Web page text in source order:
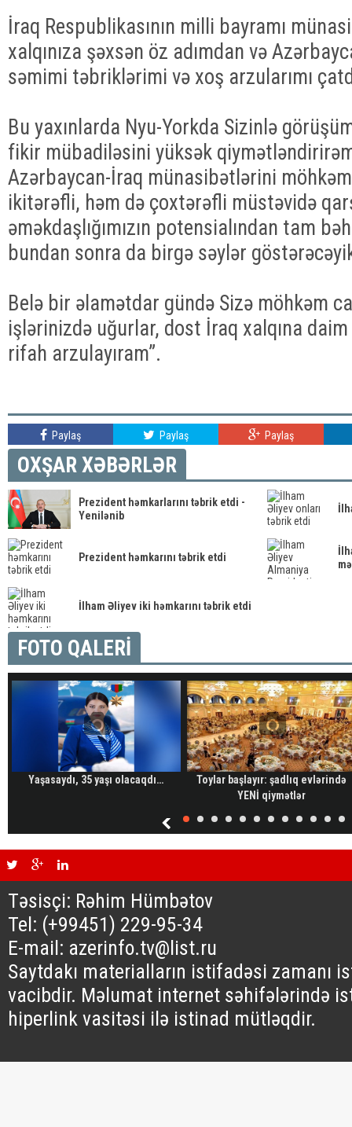
İraq Respublikasının milli bayramı
xalqınıza şəxsən öz adımdan və
səmimi təbriklərimi və xoş arzularımı
Bu yaxınlarda Nyu-Yorkda Sizinlə
fikir mübadiləsini yüksək
Azərbaycan-İraq münasibətlərini
ikitərəfli, həm də çoxtərəfli müstəvidə
əməkdaşlığımızın potensialından tam
bundan sonra da birgə səylər
Belə bir əlamətdar gündə Sizə möhkəm
işlərinizdə uğurlar, dost İraq xalqına daim
rifah arzulayıram”.
Paylaş Paylaş Paylaş
OXŞAR XƏBƏRLƏR
Prezident həmkarlarını təbrik etdi -
Yenilənib
Prezident həmkarını təbrik etdi
İlham Əliyev iki həmkarını təbrik etdi
FOTO QALERİ
Yaşasaydı, 35 yaşı olacaqdı…
Toylar başlayır: şadlıq evlərində
YENİ qiymətlər
Təsisçi: Rəhim Hümbətov
Tel: (+99451) 229-95-34
E-mail: azerinfo.tv@list.ru
Saytdakı materialların istifadəsi zamanı
vacibdir. Məlumat internet səhifələrində
hiperlink vasitəsi ilə istinad mütləqdir.